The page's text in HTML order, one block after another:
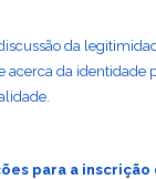
da
acerca da
para a inscrição